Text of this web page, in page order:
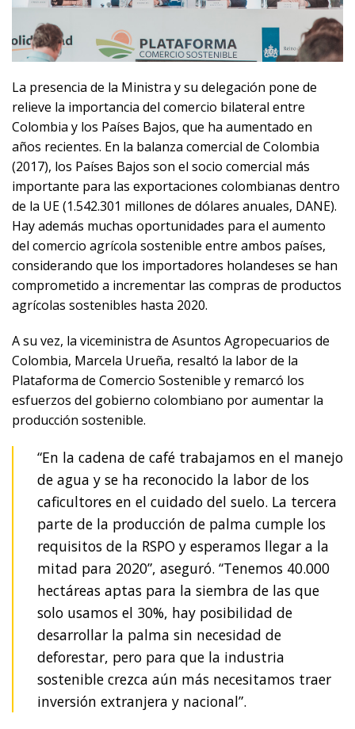
La presencia de la Ministra y su delegación pone de
relieve la importancia del comercio bilateral entre
Colombia y los Países Bajos, que ha aumentado en
años recientes. En la balanza comercial de Colombia
(2017), los Países Bajos son el socio comercial más
importante para las exportaciones colombianas dentro
de la UE (1.542.301 millones de dólares anuales, DANE).
Hay además muchas oportunidades para el aumento
del comercio agrícola sostenible entre ambos países,
considerando que los importadores holandeses se han
comprometido a incrementar las compras de productos
agrícolas sostenibles hasta 2020.
A su vez, la viceministra de Asuntos Agropecuarios de
Colombia, Marcela Urueña, resaltó la labor de la
Plataforma de Comercio Sostenible y remarcó los
esfuerzos del gobierno colombiano por aumentar la
producción sostenible.
“En la cadena de café trabajamos en el manejo
de agua y se ha reconocido la labor de los
caficultores en el cuidado del suelo. La tercera
parte de la producción de palma cumple los
requisitos de la RSPO y esperamos llegar a la
mitad para 2020”, aseguró. “Tenemos 40.000
hectáreas aptas para la siembra de las que
solo usamos el 30%, hay posibilidad de
desarrollar la palma sin necesidad de
deforestar, pero para que la industria
sostenible crezca aún más necesitamos traer
inversión extranjera y nacional”.